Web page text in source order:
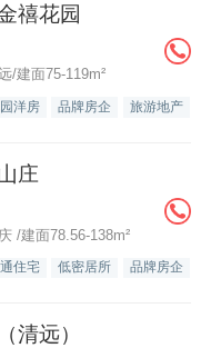
禧花园
/建面75-119m²
洋房 品牌房企 旅游地产
庄
/建面78.56-138m²
住宅 低密居所 品牌房企
清远）